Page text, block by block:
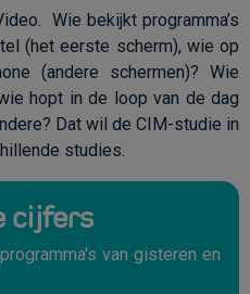
Wie bekijkt programma’s
(het eerste scherm), wie op
(andere schermen)? Wie
hopt in de loop van de dag
Dat wil de CIM-studie in
studies.
cijfers
van gisteren en